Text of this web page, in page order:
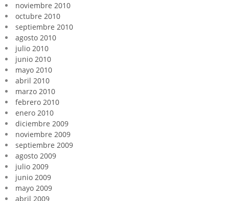
noviembre 2010
octubre 2010
septiembre 2010
agosto 2010
julio 2010
junio 2010
mayo 2010
abril 2010
marzo 2010
febrero 2010
enero 2010
diciembre 2009
noviembre 2009
septiembre 2009
agosto 2009
julio 2009
junio 2009
mayo 2009
abril 2009